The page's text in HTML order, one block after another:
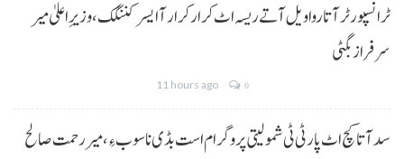
ٹرانسپورٹر آتا روا ویل آتے ریسہ اٹ کرار کرار آ ایسر کننگک ،وزیرِ اعلیٰ میر
سرفراز بگٹی
11 hours ago 0
سد آتا کچ اٹ پارٹی ٹی شمولیتی پروگرام است بڈی نا سوب ءِ،میر رحمت صالح